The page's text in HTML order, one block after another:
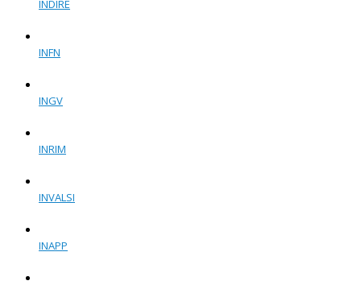
INDIRE
INFN
INGV
INRIM
INVALSI
INAPP